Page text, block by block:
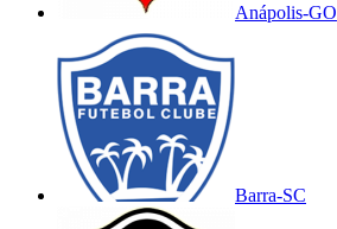
Anápolis-GO
Barra-SC